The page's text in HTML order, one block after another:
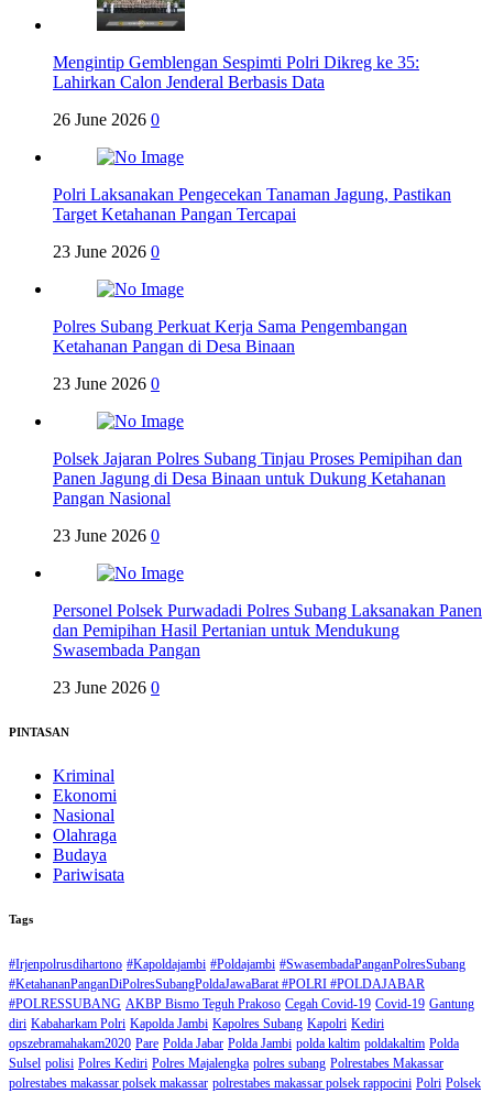
Mengintip Gemblengan Sespimti Polri Dikreg ke 35:
Lahirkan Calon Jenderal Berbasis Data
26 June 2026 0
Polri Laksanakan Pengecekan Tanaman Jagung, Pastikan
Target Ketahanan Pangan Tercapai
23 June 2026 0
Polres Subang Perkuat Kerja Sama Pengembangan
Ketahanan Pangan di Desa Binaan
23 June 2026 0
Polsek Jajaran Polres Subang Tinjau Proses Pemipihan dan
Panen Jagung di Desa Binaan untuk Dukung Ketahanan
Pangan Nasional
23 June 2026 0
Personel Polsek Purwadadi Polres Subang Laksanakan Panen
dan Pemipihan Hasil Pertanian untuk Mendukung
Swasembada Pangan
23 June 2026 0
PINTASAN
Kriminal
Ekonomi
Nasional
Olahraga
Budaya
Pariwisata
Tags
#Irjenpolrusdihartono #Kapoldajambi #Poldajambi #SwasembadaPanganPolresSubang
#KetahananPanganDiPolresSubangPoldaJawaBarat #POLRI #POLDAJABAR
#POLRESSUBANG AKBP Bismo Teguh Prakoso Cegah Covid-19 Covid-19 Gantung
diri Kabaharkam Polri Kapolda Jambi Kapolres Subang Kapolri Kediri
opszebramahakam2020 Pare Polda Jabar Polda Jambi polda kaltim poldakaltim Polda
Sulsel polisi Polres Kediri Polres Majalengka polres subang Polrestabes Makassar
polrestabes makassar polsek makassar polrestabes makassar polsek rappocini Polri Polsek